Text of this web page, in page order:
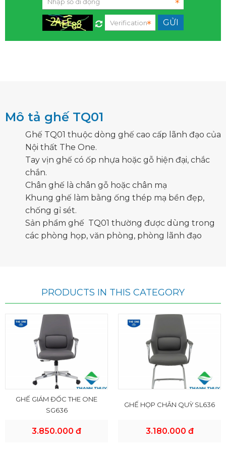
Mô tả ghế TQ01
Ghế TQ01 thuộc dòng ghế cao cấp lãnh đạo của
Nội thất The One.
Tay vịn ghế có ốp nhựa hoặc gỗ hiện đại, chắc
chắn.
Chân ghế là chân gỗ hoặc chân mạ
Khung ghế làm bằng ống thép mạ bền đẹp,
chống gỉ sét.
Sản phẩm ghế TQ01 thường được dùng trong
các phòng họp, văn phòng, phòng lãnh đạo
PRODUCTS IN THIS CATEGORY
GHẾ GIÁM ĐỐC THE ONE
SG636
3.850.000 đ
GHẾ HỌP CHÂN QUỲ SL636
3.180.000 đ